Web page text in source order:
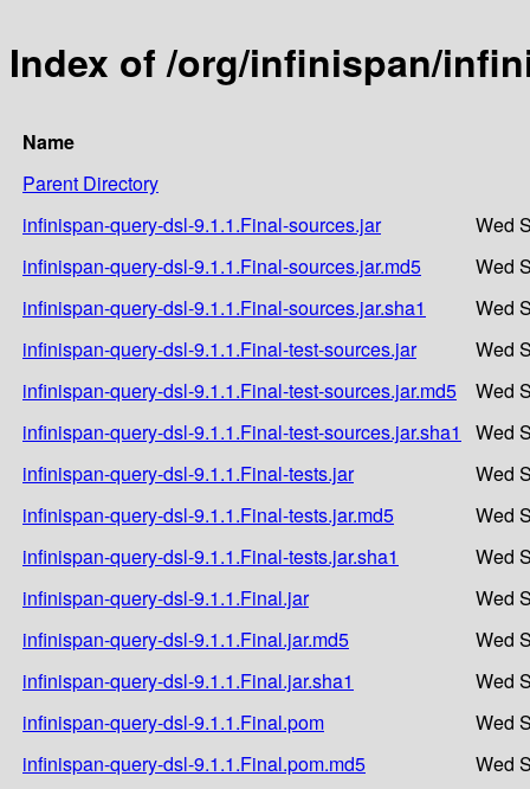
Index of /org/infinispan/
Name
Parent Directory
infinispan-query-dsl-9.1.1.Final-sources.jar
Wed
infinispan-query-dsl-9.1.1.Final-sources.jar.md5
Wed
infinispan-query-dsl-9.1.1.Final-sources.jar.sha1
Wed
infinispan-query-dsl-9.1.1.Final-test-sources.jar
Wed
infinispan-query-dsl-9.1.1.Final-test-sources.jar.md5
Wed
infinispan-query-dsl-9.1.1.Final-test-sources.jar.sha1
Wed
infinispan-query-dsl-9.1.1.Final-tests.jar
Wed
infinispan-query-dsl-9.1.1.Final-tests.jar.md5
Wed
infinispan-query-dsl-9.1.1.Final-tests.jar.sha1
Wed
infinispan-query-dsl-9.1.1.Final.jar
Wed
infinispan-query-dsl-9.1.1.Final.jar.md5
Wed
infinispan-query-dsl-9.1.1.Final.jar.sha1
Wed
infinispan-query-dsl-9.1.1.Final.pom
Wed
infinispan-query-dsl-9.1.1.Final.pom.md5
Wed